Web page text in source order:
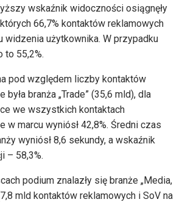
wskaźnik widoczności osiągnęły
66,7% kontaktów reklamowych
widzenia użytkownika. W przypadku
to 55,2%.
pod względem liczby kontaktów
była branża „Trade” (35,6 mld), dla
we wszystkich kontaktach
w marcu wyniósł 42,8%. Średni czas
wyniósł 8,6 sekundy, a wskaźnik
– 58,3%.
podium znalazły się branże „Media,
mld kontaktów reklamowych i SoV na